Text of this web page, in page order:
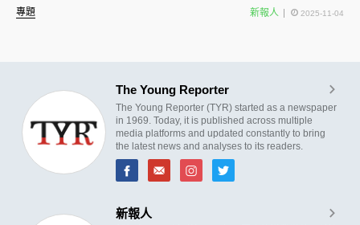
專題 新報人 2025-11-04
The Young Reporter
The Young Reporter (TYR) started as a newspaper
in 1969. Today, it is published across multiple
media platforms and updated constantly to bring
the latest news and analyses to its readers.
新報人